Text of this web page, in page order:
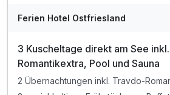
Doppelzimmer zur Einzelnutzung
Ferien Hotel Ostfriesland
3 Kuscheltage direkt am See inkl.
Romantikextra, Pool und Sauna
2 Übernachtungen inkl. Travdo-